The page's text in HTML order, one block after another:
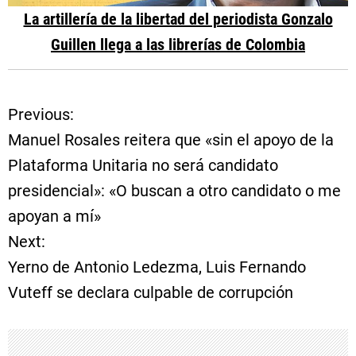
La artillería de la libertad del periodista Gonzalo
Guillen llega a las librerías de Colombia
N
a
v
e
g
c
Previous:
Manuel Rosales reitera que «sin el apoyo de la
Plataforma Unitaria no será candidato
presidencial»: «O buscan a otro candidato o me
apoyan a mí»
Next:
Yerno de Antonio Ledezma, Luis Fernando
Vuteff se declara culpable de corrupción